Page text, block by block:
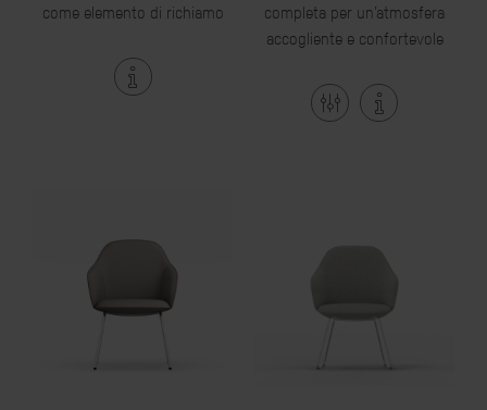
come elemento di richiamo
completa per un’atmosfera
accogliente e confortevole